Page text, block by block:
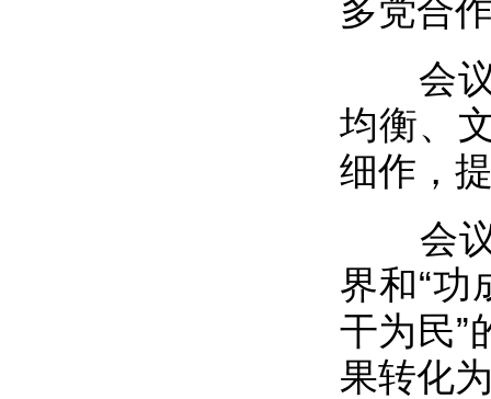
多党合
会议
均衡、
细作，
会议
界和“功
干为民”
果转化